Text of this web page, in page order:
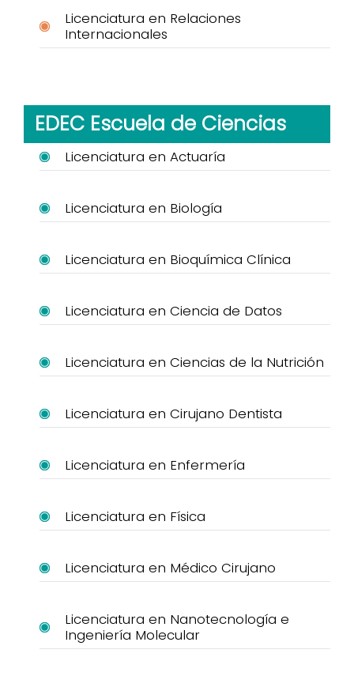
Licenciatura en Relaciones
Internacionales
EDEC Escuela de Ciencias
Licenciatura en Actuaría
Licenciatura en Biología
Licenciatura en Bioquímica Clínica
Licenciatura en Ciencia de Datos
Licenciatura en Ciencias de la Nutrición
Licenciatura en Cirujano Dentista
Licenciatura en Enfermería
Licenciatura en Física
Licenciatura en Médico Cirujano
Licenciatura en Nanotecnología e
Ingeniería Molecular